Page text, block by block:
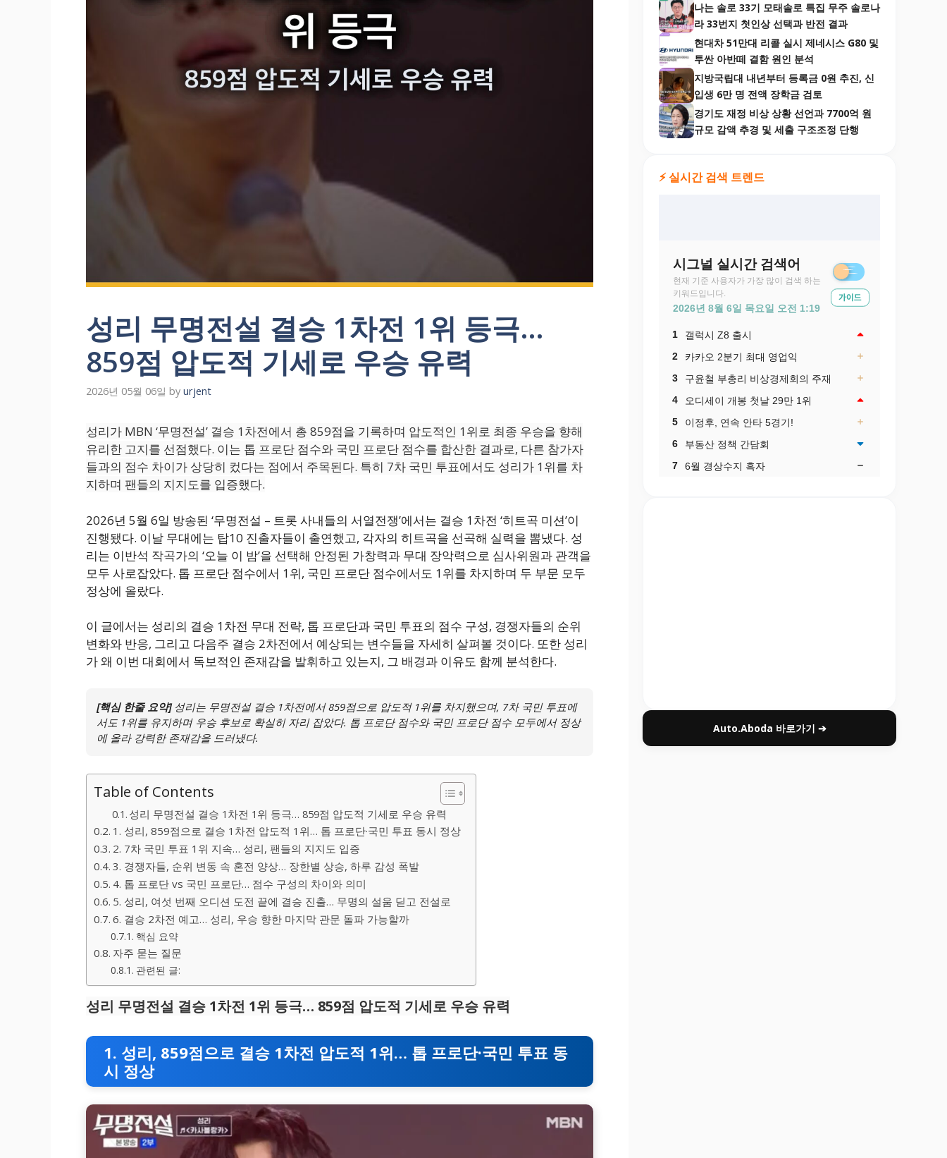
성리 무명전설 결승 1차전 1위 등극…
859점 압도적 기세로 우승 유력
2026년 05월 06일 by urjent
성리가 MBN ‘무명전설’ 결승 1차전에서 총 859점을 기록하며 압도적인 1위로 최종 우승을 향해
유리한 고지를 선점했다. 이는 톱 프로단 점수와 국민 프로단 점수를 합산한 결과로, 다른 참가자
들과의 점수 차이가 상당히 컸다는 점에서 주목된다. 특히 7차 국민 투표에서도 성리가 1위를 차
지하며 팬들의 지지도를 입증했다.
2026년 5월 6일 방송된 ‘무명전설 – 트롯 사내들의 서열전쟁’에서는 결승 1차전 ‘히트곡 미션’이
진행됐다. 이날 무대에는 탑10 진출자들이 출연했고, 각자의 히트곡을 선곡해 실력을 뽐냈다. 성
리는 이반석 작곡가의 ‘오늘 이 밤’을 선택해 안정된 가창력과 무대 장악력으로 심사위원과 관객을
모두 사로잡았다. 톱 프로단 점수에서 1위, 국민 프로단 점수에서도 1위를 차지하며 두 부문 모두
정상에 올랐다.
이 글에서는 성리의 결승 1차전 무대 전략, 톱 프로단과 국민 투표의 점수 구성, 경쟁자들의 순위
변화와 반응, 그리고 다음주 결승 2차전에서 예상되는 변수들을 자세히 살펴볼 것이다. 또한 성리
가 왜 이번 대회에서 독보적인 존재감을 발휘하고 있는지, 그 배경과 이유도 함께 분석한다.
[핵심 한줄 요약]성리는 무명전설 결승 1차전에서 859점으로 압도적 1위를 차지했으며, 7차 국민 투표에
서도 1위를 유지하며 우승 후보로 확실히 자리 잡았다. 톱 프로단 점수와 국민 프로단 점수 모두에서 정상
에 올라 강력한 존재감을 드러냈다.
Table of Contents
성리 무명전설 결승 1차전 1위 등극… 859점 압도적 기세로 우승 유력
1. 성리, 859점으로 결승 1차전 압도적 1위… 톱 프로단·국민 투표 동시 정상
2. 7차 국민 투표 1위 지속… 성리, 팬들의 지지도 입증
3. 경쟁자들, 순위 변동 속 혼전 양상… 장한별 상승, 하루 감성 폭발
4. 톱 프로단 vs 국민 프로단… 점수 구성의 차이와 의미
5. 성리, 여섯 번째 오디션 도전 끝에 결승 진출… 무명의 설움 딛고 전설로
6. 결승 2차전 예고… 성리, 우승 향한 마지막 관문 돌파 가능할까
핵심 요약
자주 묻는 질문
관련된 글:
성리 무명전설 결승 1차전 1위 등극… 859점 압도적 기세로 우승 유력
1. 성리, 859점으로 결승 1차전 압도적 1위… 톱 프로단·국민 투표 동
시 정상
나는 솔로 33기 모태솔로 특집 무주 솔로나
라 33번지 첫인상 선택과 반전 결과
현대차 51만대 리콜 실시 제네시스 G80 및
투싼 아반떼 결함 원인 분석
지방국립대 내년부터 등록금 0원 추진, 신
입생 6만 명 전액 장학금 검토
경기도 재정 비상 상황 선언과 7700억 원
규모 감액 추경 및 세출 구조조정 단행
⚡ 실시간 검색 트렌드
Auto.Aboda 바로가기 ➔